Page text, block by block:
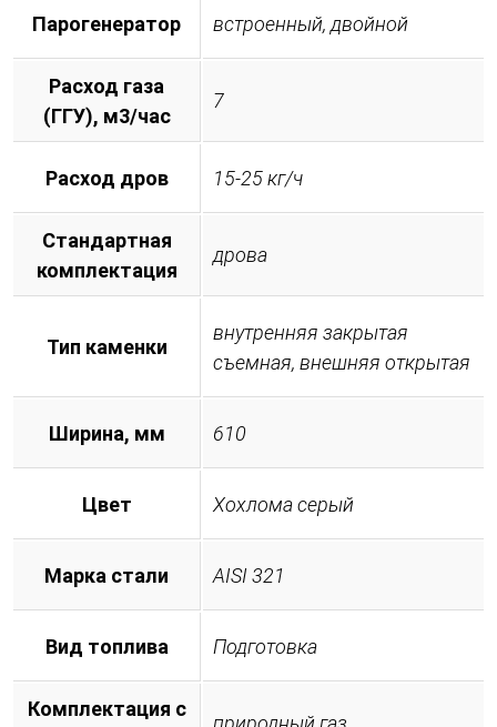
Парогенератор встроенный, двойной
Расход газа
(ГГУ), м3/час
7
Расход дров 15-25 кг/ч
Стандартная
комплектация
дрова
Тип каменки
внутренняя закрытая
съемная, внешняя открытая
Ширина, мм 610
Цвет Хохлома серый
Марка стали AISI 321
Вид топлива Подготовка
Комплектация с